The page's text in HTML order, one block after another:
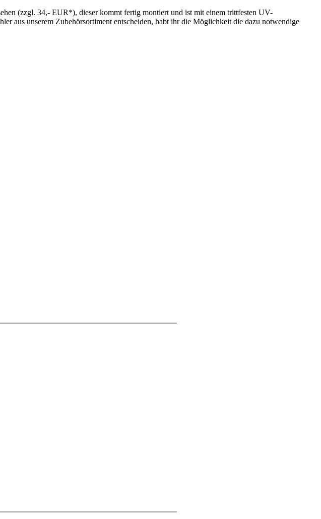
(zzgl. 34,- EUR*), dieser kommt fertig montiert und ist mit einem trittfesten UV-
aus unserem Zubehörsortiment entscheiden, habt ihr die Möglichkeit die dazu notwendige